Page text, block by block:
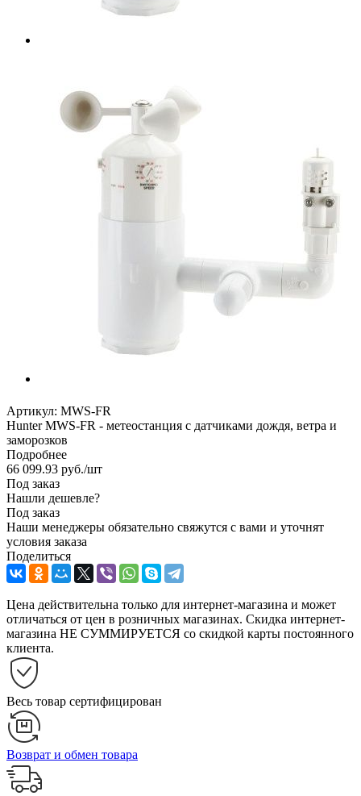
Артикул: MWS-FR
Hunter MWS-FR - метеостанция с датчиками дождя, ветра и
заморозков
Подробнее
66 099.93 руб./шт
Под заказ
Нашли дешевле?
Под заказ
Наши менеджеры обязательно свяжутся с вами и уточнят
условия заказа
Поделиться
Цена действительна только для интернет-магазина и может
отличаться от цен в розничных магазинах. Скидка интернет-
магазина НЕ СУММИРУЕТСЯ со скидкой карты постоянного
клиента.
Весь товар сертифицирован
Возврат и обмен товара